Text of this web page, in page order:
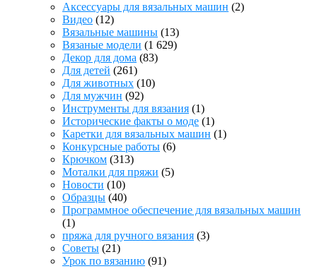
Аксессуары для вязальных машин (2)
Видео (12)
Вязальные машины (13)
Вязаные модели (1 629)
Декор для дома (83)
Для детей (261)
Для животных (10)
Для мужчин (92)
Инструменты для вязания (1)
Исторические факты о моде (1)
Каретки для вязальных машин (1)
Конкурсные работы (6)
Крючком (313)
Моталки для пряжи (5)
Новости (10)
Образцы (40)
Программное обеспечение для вязальных машин
(1)
пряжа для ручного вязания (3)
Советы (21)
Урок по вязанию (91)